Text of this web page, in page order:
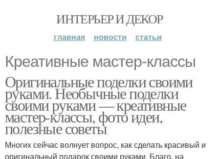
ИНТЕРЬЕР И ДЕКОР
главная новости статьи
Креативные мастер-классы
Оригинальные поделки своими
руками. Необычные поделки
своими руками — креативные
мастер-классы, фото идеи,
полезные советы
Многих сейчас волнует вопрос, как сделать красивый и
оригинальный подарок своими руками. Благо, на